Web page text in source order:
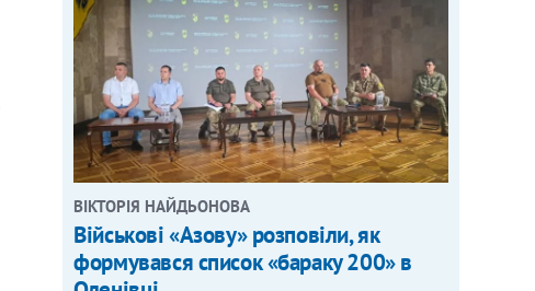
ВІКТОРІЯ НАЙДЬОНОВА
Військові «Азову» розповіли, як
формувався список «бараку 200» в